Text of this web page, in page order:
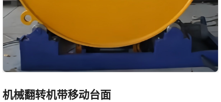
机械翻转机带移动台面